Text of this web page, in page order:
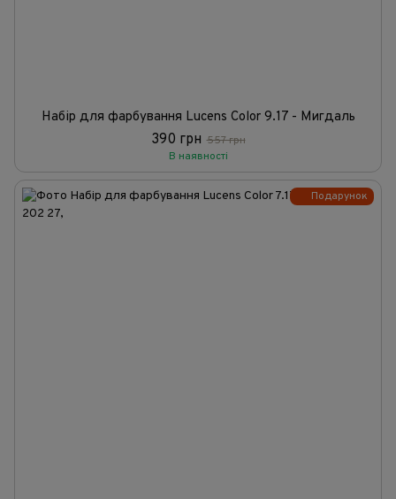
Набір для фарбування Lucens Color 9.17 - Мигдаль
390 грн 557 грн
В наявності
Подарунок